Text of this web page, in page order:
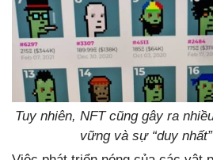
Tuy nhiên, NFT cũng gây ra
vững và sự “duy